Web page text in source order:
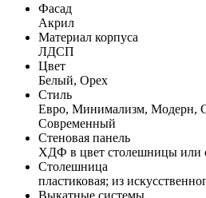
Фасад
Акрил
Материал корпуса
ЛДСП
Цвет
Белый, Орех
Стиль
Евро, Минимализм, Модерн,
Современный
Стеновая панель
ХДФ в цвет столешницы или
Столешница
пластиковая; из
Выкатные системы